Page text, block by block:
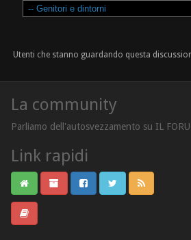
Utenti che stanno guardando questa
La community
Parliamo dell'autosvezzamento su IL
Link rapidi